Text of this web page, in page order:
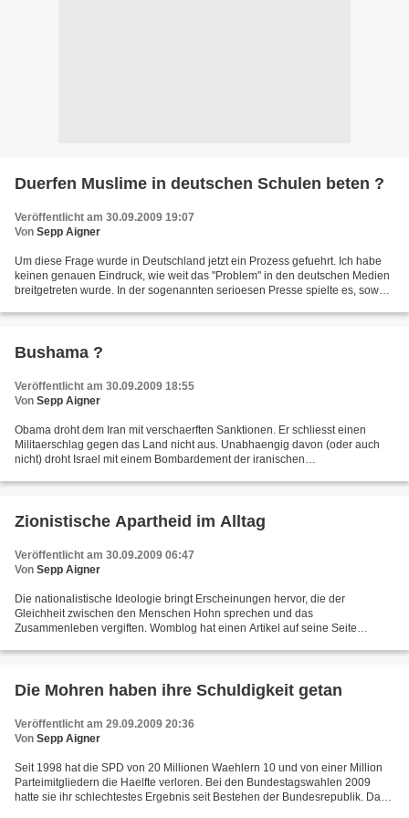
Duerfen Muslime in deutschen Schulen beten ?
Veröffentlicht am 30.09.2009 19:07
Von Sepp Aigner
Um diese Frage wurde in Deutschland jetzt ein Prozess gefuehrt. Ich habe
keinen genauen Eindruck, wie weit das "Problem" in den deutschen Medien
breitgetreten wurde. In der sogenannten serioesen Presse spielte es, soweit
Bushama ?
Veröffentlicht am 30.09.2009 18:55
Von Sepp Aigner
Obama droht dem Iran mit verschaerften Sanktionen. Er schliesst einen
Militaerschlag gegen das Land nicht aus. Unabhaengig davon (oder auch
nicht) droht Israel mit einem Bombardement der iranischen
Zionistische Apartheid im Alltag
Veröffentlicht am 30.09.2009 06:47
Von Sepp Aigner
Die nationalistische Ideologie bringt Erscheinungen hervor, die der
Gleichheit zwischen den Menschen Hohn sprechen und das
Zusammenleben vergiften. Womblog hat einen Artikel auf seine Seite
Die Mohren haben ihre Schuldigkeit getan
Veröffentlicht am 29.09.2009 20:36
Von Sepp Aigner
Seit 1998 hat die SPD von 20 Millionen Waehlern 10 und von einer Million
Parteimitgliedern die Haelfte verloren. Bei den Bundestagswahlen 2009
hatte sie ihr schlechtestes Ergebnis seit Bestehen der Bundesrepublik. Das